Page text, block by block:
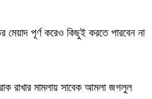
পূর্ণ করেও কিছুই করতে পারবেন না
রাখার মামলায় সাবেক আমলা জগলুল